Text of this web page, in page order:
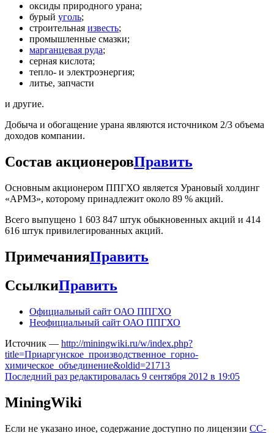
оксиды природного урана;
бурый уголь;
строительная известь;
промышленные смазки;
марганцевая руда;
серная кислота;
тепло- и электроэнергия;
литье, запчасти
и другие.
Добыча и обогащение урана являются источником 2/3 объема
доходов компании.
Состав акционеровПравить
Основным акционером ППГХО является Урановый холдинг
«АРМЗ», которому принадлежит около 89 % акций.
Всего выпущено 1 603 847 штук обыкновенных акций и 414
616 штук привилегированных акций.
ПримечанияПравить
СсылкиПравить
Официальный сайт ОАО ППГХО
Неофициальный сайт ОАО ППГХО
Источник — http://miningwiki.ru/w/index.php?
title=Приаргунское_производственное_горно-
химическое_объединение&oldid=21713
Последний раз редактировалась 9 сентября 2012 в 19:05
MiningWiki
Если не указано иное, содержание доступно по лицензии CC-